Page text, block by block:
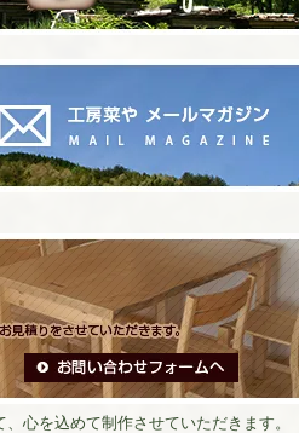
心を込めて制作させていただきます。